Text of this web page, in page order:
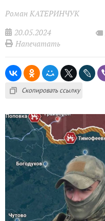
Роман КАТЕРИНЧУК
20.05.2024
Напечатать
Скопировать ссылку